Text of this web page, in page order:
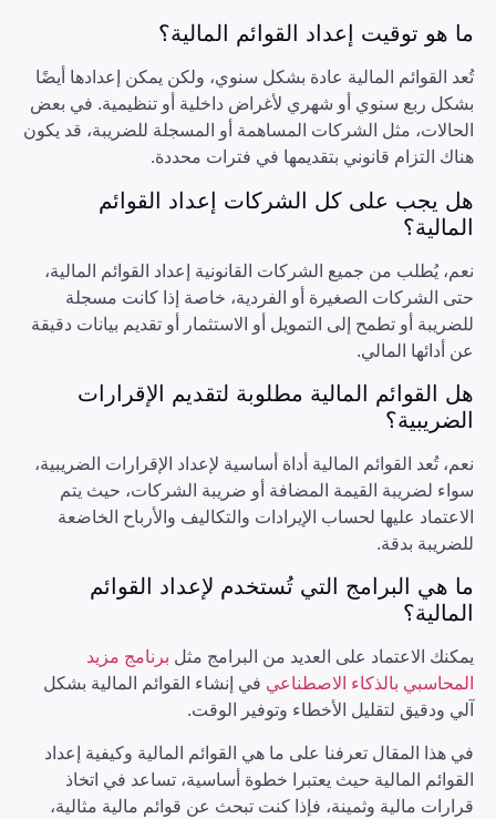
ما هو توقيت إعداد القوائم المالية؟
تُعد القوائم المالية عادة بشكل سنوي، ولكن يمكن إعدادها أيضًا
بشكل ربع سنوي أو شهري لأغراض داخلية أو تنظيمية. في بعض
الحالات، مثل الشركات المساهمة أو المسجلة للضريبة، قد يكون
هناك التزام قانوني بتقديمها في فترات محددة.
هل يجب على كل الشركات إعداد القوائم
المالية؟
نعم، يُطلب من جميع الشركات القانونية إعداد القوائم المالية،
حتى الشركات الصغيرة أو الفردية، خاصة إذا كانت مسجلة
للضريبة أو تطمح إلى التمويل أو الاستثمار أو تقديم بيانات دقيقة
عن أدائها المالي.
هل القوائم المالية مطلوبة لتقديم الإقرارات
الضريبية؟
نعم، تُعد القوائم المالية أداة أساسية لإعداد الإقرارات الضريبية،
سواء لضريبة القيمة المضافة أو ضريبة الشركات، حيث يتم
الاعتماد عليها لحساب الإيرادات والتكاليف والأرباح الخاضعة
للضريبة بدقة.
ما هي البرامج التي تُستخدم لإعداد القوائم
المالية؟
يمكنك الاعتماد على العديد من البرامج مثل برنامج مزيد
المحاسبي بالذكاء الاصطناعي في إنشاء القوائم المالية بشكل
آلي ودقيق لتقليل الأخطاء وتوفير الوقت.
في هذا المقال تعرفنا على ما هي القوائم المالية وكيفية إعداد
القوائم المالية حيث يعتبرا خطوة أساسية، تساعد في اتخاذ
قرارات مالية وثمينة، فإذا كنت تبحث عن قوائم مالية مثالية،